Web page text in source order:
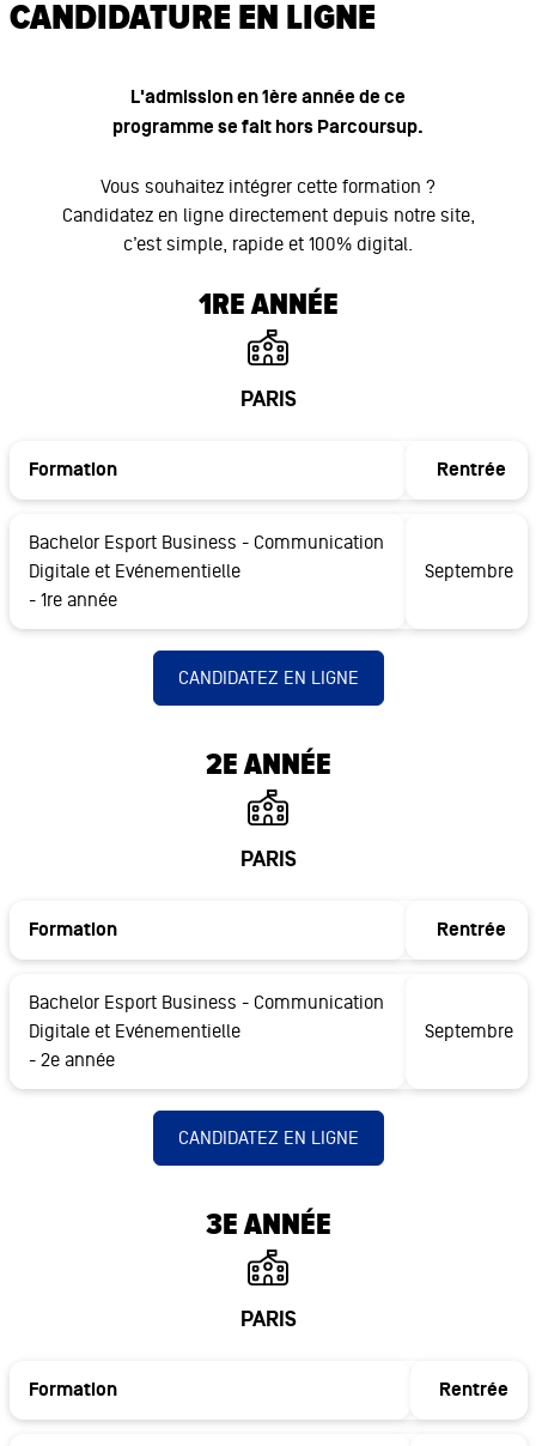
CANDIDATURE EN LIGNE
L'admission en 1ère année de ce
programme se fait hors Parcoursup.
Vous souhaitez intégrer cette formation ?
Candidatez en ligne directement depuis notre site,
c’est simple, rapide et 100% digital.
1RE ANNÉE
PARIS
Formation Rentrée
Bachelor Esport Business - Communication
Digitale et Evénementielle
- 1re année
Septembre
CANDIDATEZ EN LIGNE
2E ANNÉE
PARIS
Formation Rentrée
Bachelor Esport Business - Communication
Digitale et Evénementielle
- 2e année
Septembre
CANDIDATEZ EN LIGNE
3E ANNÉE
PARIS
Formation Rentrée